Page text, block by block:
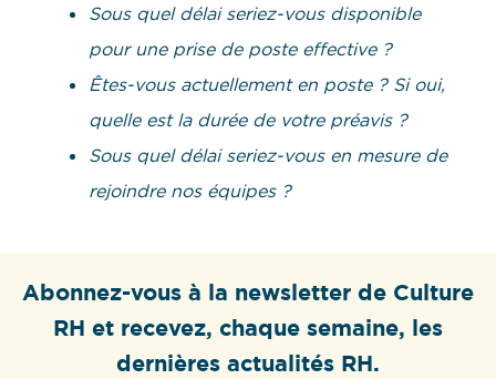
Sous quel délai seriez-vous disponible
pour une prise de poste effective ?
Êtes-vous actuellement en poste ? Si oui,
quelle est la durée de votre préavis ?
Sous quel délai seriez-vous en mesure de
rejoindre nos équipes ?
Abonnez-vous à la newsletter de Culture
RH et recevez, chaque semaine, les
dernières actualités RH.